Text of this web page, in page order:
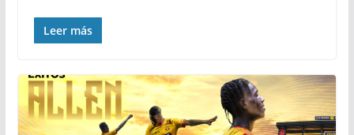
Leer más